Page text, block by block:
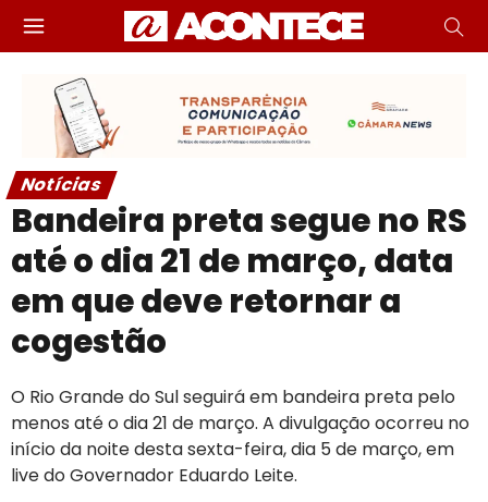
Notícias
Bandeira preta segue no RS
até o dia 21 de março, data
em que deve retornar a
cogestão
O Rio Grande do Sul seguirá em bandeira preta pelo
menos até o dia 21 de março. A divulgação ocorreu no
início da noite desta sexta-feira, dia 5 de março, em
live do Governador Eduardo Leite.